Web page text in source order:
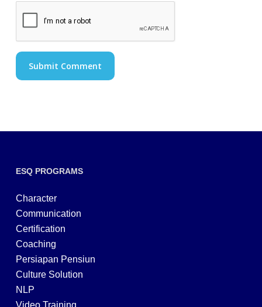
ESQ PROGRAMS
Character
Communication
Certification
Coaching
Persiapan Pensiun
Culture Solution
NLP
Video Training